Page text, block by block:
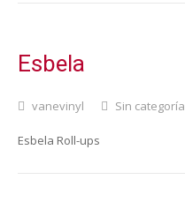
Esbela
vanevinyl Sin categoría
Esbela Roll-ups